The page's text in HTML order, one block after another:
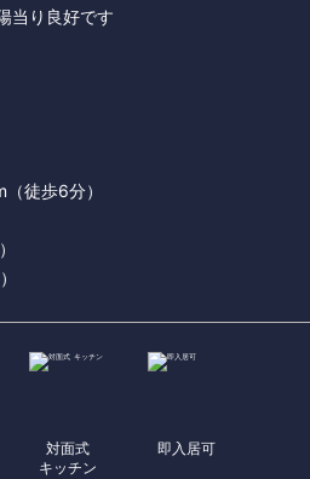
当り良好です
徒歩6分）
対面式
キッチン
即入居可